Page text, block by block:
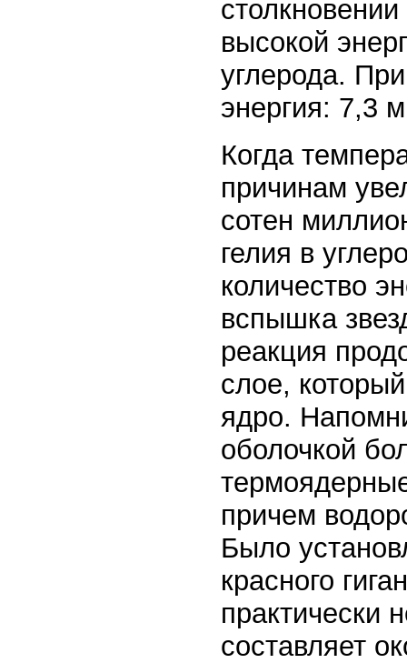
высокой
углерода.
энергия: 7,3
Когда
причинам
сотен
гелия в
количество
вспышка
реакция
слое,
ядро.
оболочкой
причем
Было
красного
практически
составляет